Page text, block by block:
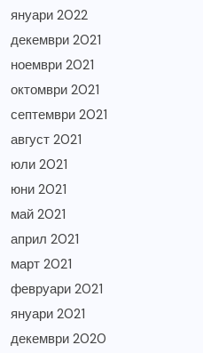
януари 2022
декември 2021
ноември 2021
октомври 2021
септември 2021
август 2021
юли 2021
юни 2021
май 2021
април 2021
март 2021
февруари 2021
януари 2021
декември 2020